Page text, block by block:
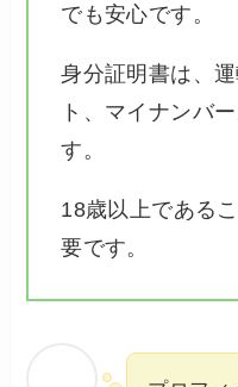
でも安心です。
身分証明書は、
ト、マイナンバ
す。
18歳以上である
要です。